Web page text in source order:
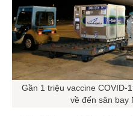
Gần 1 triệu vaccine COVID-
về đến sân bay